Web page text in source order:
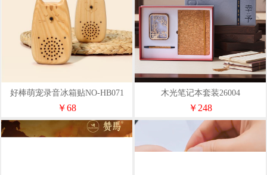
好棒萌宠录音冰箱贴NO-HB071
￥68
木光笔记本套装26004
￥248